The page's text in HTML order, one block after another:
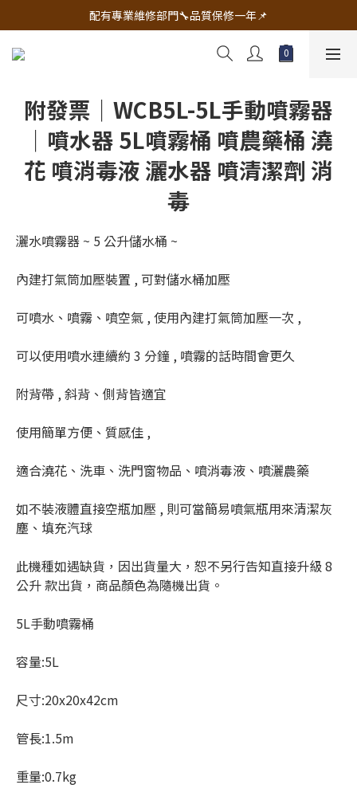
🔧電動工具&五金唯一首選 宇慶五金網拍🔧
配有專業維修部門🔧品質保修一年📌
🔧電動工具&五金唯一首選 宇慶五金網拍🔧
附發票｜WCB5L-5L手動噴霧器
｜噴水器 5L噴霧桶 噴農藥桶 澆
花 噴消毒液 灑水器 噴清潔劑 消
毒
灑水噴霧器 ~ 5 公升儲水桶 ~
內建打氣筒加壓裝置 , 可對儲水桶加壓
可噴水、噴霧、噴空氣 , 使用內建打氣筒加壓一次 ,
可以使用噴水連續約 3 分鐘 , 噴霧的話時間會更久
附背帶 , 斜背、側背皆適宜
使用簡單方便、質感佳 ,
適合澆花、洗車、洗門窗物品、噴消毒液、噴灑農藥
如不裝液體直接空瓶加壓 , 則可當簡易噴氣瓶用來清潔灰
塵、填充汽球
此機種如遇缺貨，因出貨量大，恕不另行告知直接升級 8
公升 款出貨，商品顏色為隨機出貨。
5L手動噴霧桶
容量:5L
尺寸:20x20x42cm
管長:1.5m
重量:0.7kg